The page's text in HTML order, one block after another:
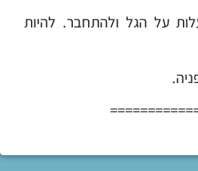
על הגל ולהתחבר. להיות